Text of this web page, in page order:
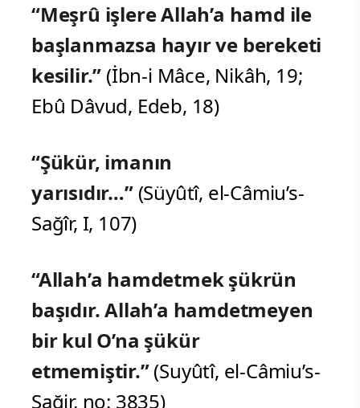
“Meşrû işlere Allah’a hamd ile
başlanmazsa hayır ve bereketi
kesilir.” (İbn-i Mâce, Nikâh, 19;
Ebû Dâvud, Edeb, 18)
“Şükür, imanın
yarısıdır…”(Süyûtî, el-Câmiu’s-
Sağîr, I, 107)
“Allah’a hamdetmek şükrün
başıdır. Allah’a hamdetmeyen
bir kul O’na şükür
etmemiştir.”(Suyûtî, el-Câmiu’s-
Sağir, no: 3835)